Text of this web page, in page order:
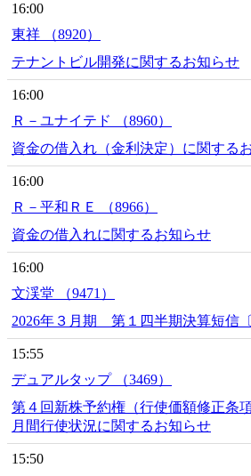
16:00
東祥 （8920）
テナントビル開発に関するお知らせ
16:00
Ｒ－ユナイテド （8960）
資金の借入れ（金利決定）に関する
16:00
Ｒ－平和ＲＥ （8966）
資金の借入れに関するお知らせ
16:00
文渓堂 （9471）
2026年３月期 第１四半期決算短信
15:55
デュアルタップ （3469）
第４回新株予約権（行使価額修正条
月間行使状況に関するお知らせ
15:50